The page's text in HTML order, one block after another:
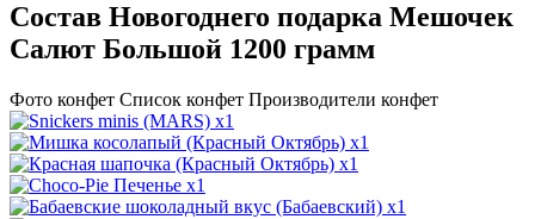
Состав Новогоднего подарка Мешочек
Салют Большой 1200 грамм
Фото конфет Список конфет Производители конфет
x1
x1
x1
x1
x1